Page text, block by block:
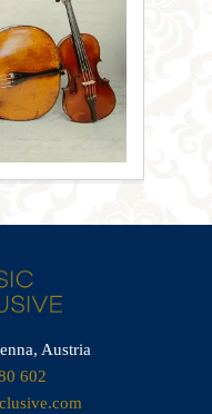
Austria
602